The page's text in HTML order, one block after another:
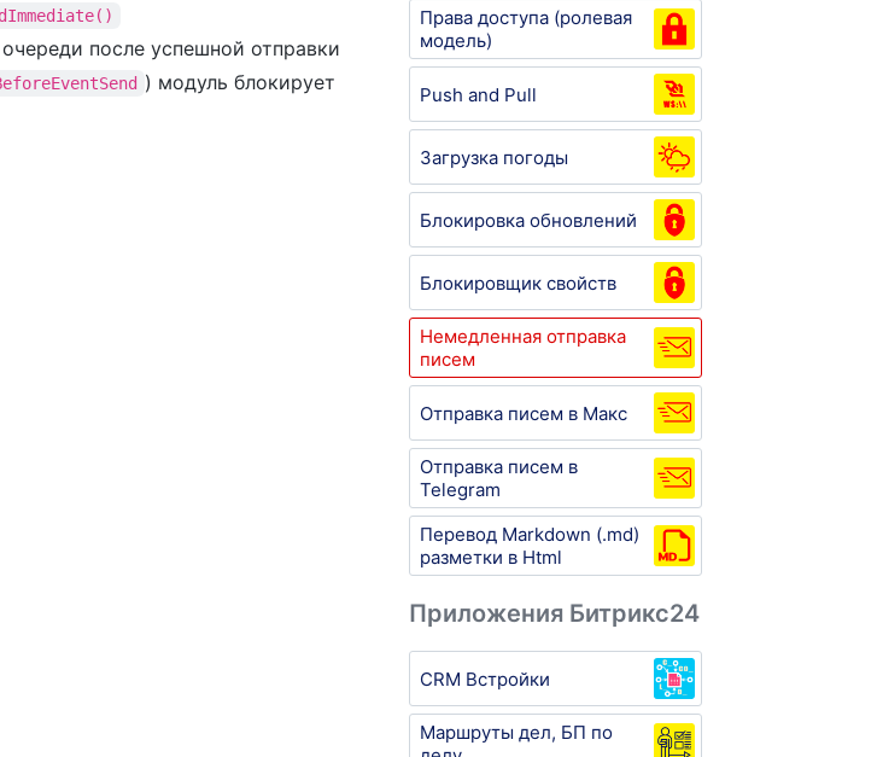
после успешной отправки
) модуль блокирует
Права доступа (ролевая
модель)
Push and Pull
Загрузка погоды
Блокировка обновлений
Блокировщик свойств
Немедленная отправка
писем
Отправка писем в Макс
Отправка писем в
Telegram
Перевод Markdown (.md)
разметки в Html
Приложения Битрикс24
CRM Встройки
Маршруты дел, БП по